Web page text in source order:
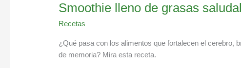
Smoothie lleno de grasas
Recetas
¿Qué pasa con los alimentos que fortalecen el cerebro,
de memoria? Mira esta receta.